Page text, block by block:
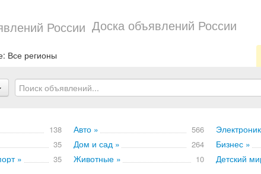
Доска объявлений России
Все регионы
138 Авто » 566
35 Дом и сад » 264 Бизнес »
» 35 Животные » 10 Детский